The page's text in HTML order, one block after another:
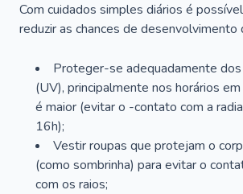
Com cuidados simples diários é
reduzir as chances de desenvolvimento
Proteger-se adequadamente
(UV), principalmente nos horários
é maior (evitar o -contato com a
16h);
Vestir roupas que protejam o
(como sombrinha) para evitar o
com os raios;